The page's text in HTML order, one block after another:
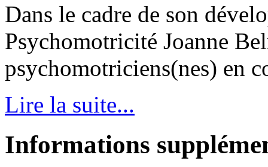
Dans le cadre de son
Psychomotricité Joanne
psychomotriciens(nes) en
Lire la suite...
Informations